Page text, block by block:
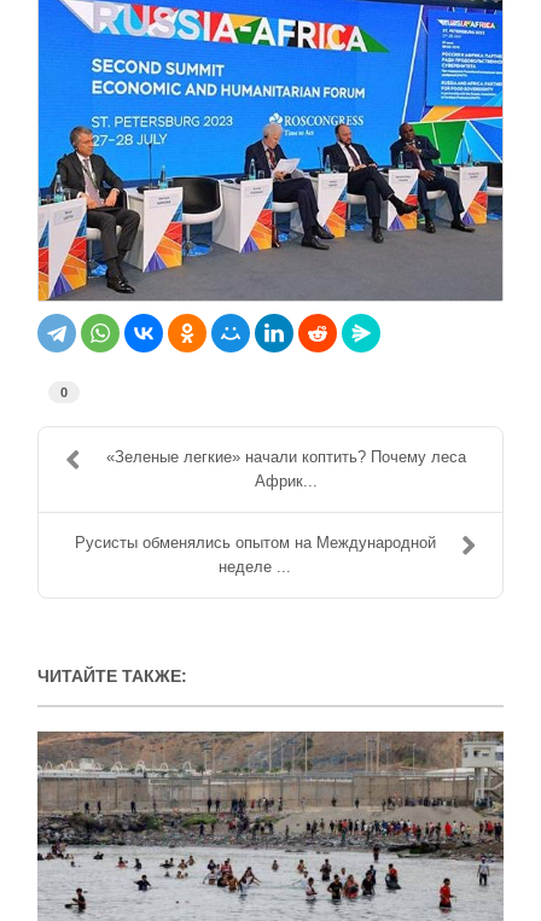
0
«Зеленые легкие» начали коптить? Почему леса
Африк...
Русисты обменялись опытом на Международной
неделе ...
ЧИТАЙТЕ ТАКЖЕ: